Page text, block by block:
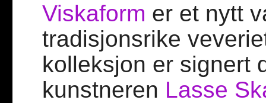
Viskaform er et nytt
tradisjonsrike
kolleksjon er signert
kunstneren Lasse